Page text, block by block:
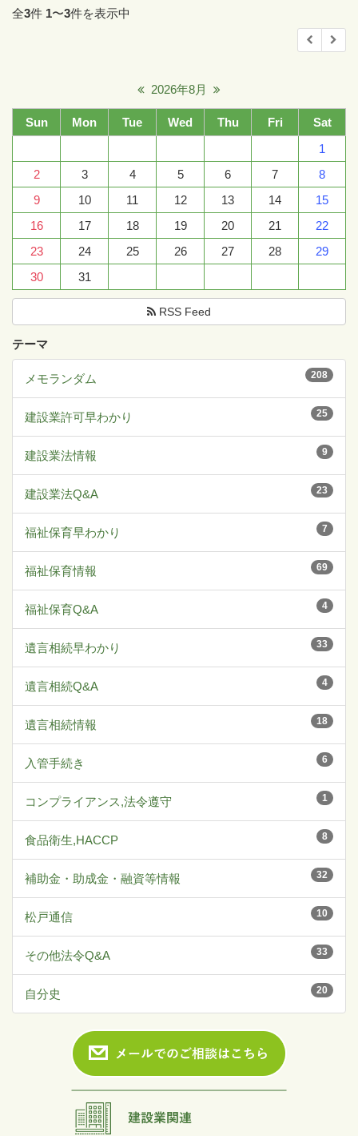
2026年8月
Sun Mon Tue Wed Thu Fri
Sat
1
2
3 4 5 6 7
8
9
10 11 12 13 14
15
16
17 18 19 20 21
22
23
24 25 26 27 28
29
30
31
RSS Feed
テーマ
208
メモランダム
25
建設業許可早わかり
9
建設業法情報
23
建設業法Q&A
7
福祉保育早わかり
69
福祉保育情報
4
福祉保育Q&A
33
遺言相続早わかり
4
遺言相続Q&A
18
遺言相続情報
6
入管手続き
1
コンプライアンス,法令遵守
8
食品衛生,HACCP
32
補助金・助成金・融資等情報
10
松戸通信
33
その他法令Q&A
20
自分史
全3件 1〜3件を表示中